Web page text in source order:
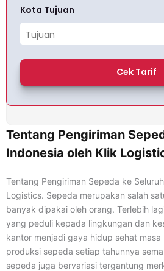
Kota Tujuan
Cek Tarif
Tentang Pengiriman
Indonesia oleh Klik
Tentang Pengiriman Sepeda ke
Logistics. Sepeda merupakan salah
banyak dipakai oleh orang. Terlebih
yang peduli kepada lingkungan dan
kantor menjadi gaya hidup sehat
produksi sepeda setiap tahunnya
sepeda juga bervariasi tergantung